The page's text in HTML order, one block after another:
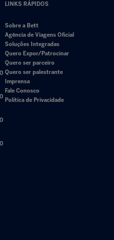
LINKS RÁPIDOS
Sobre a Bett
Agência de Viagens Oficial
Soluções Integradas
Quero Expor/Patrocinar
Quero ser parceiro
Quero ser palestrante
Imprensa
Fale Conosco
Política de Privacidade